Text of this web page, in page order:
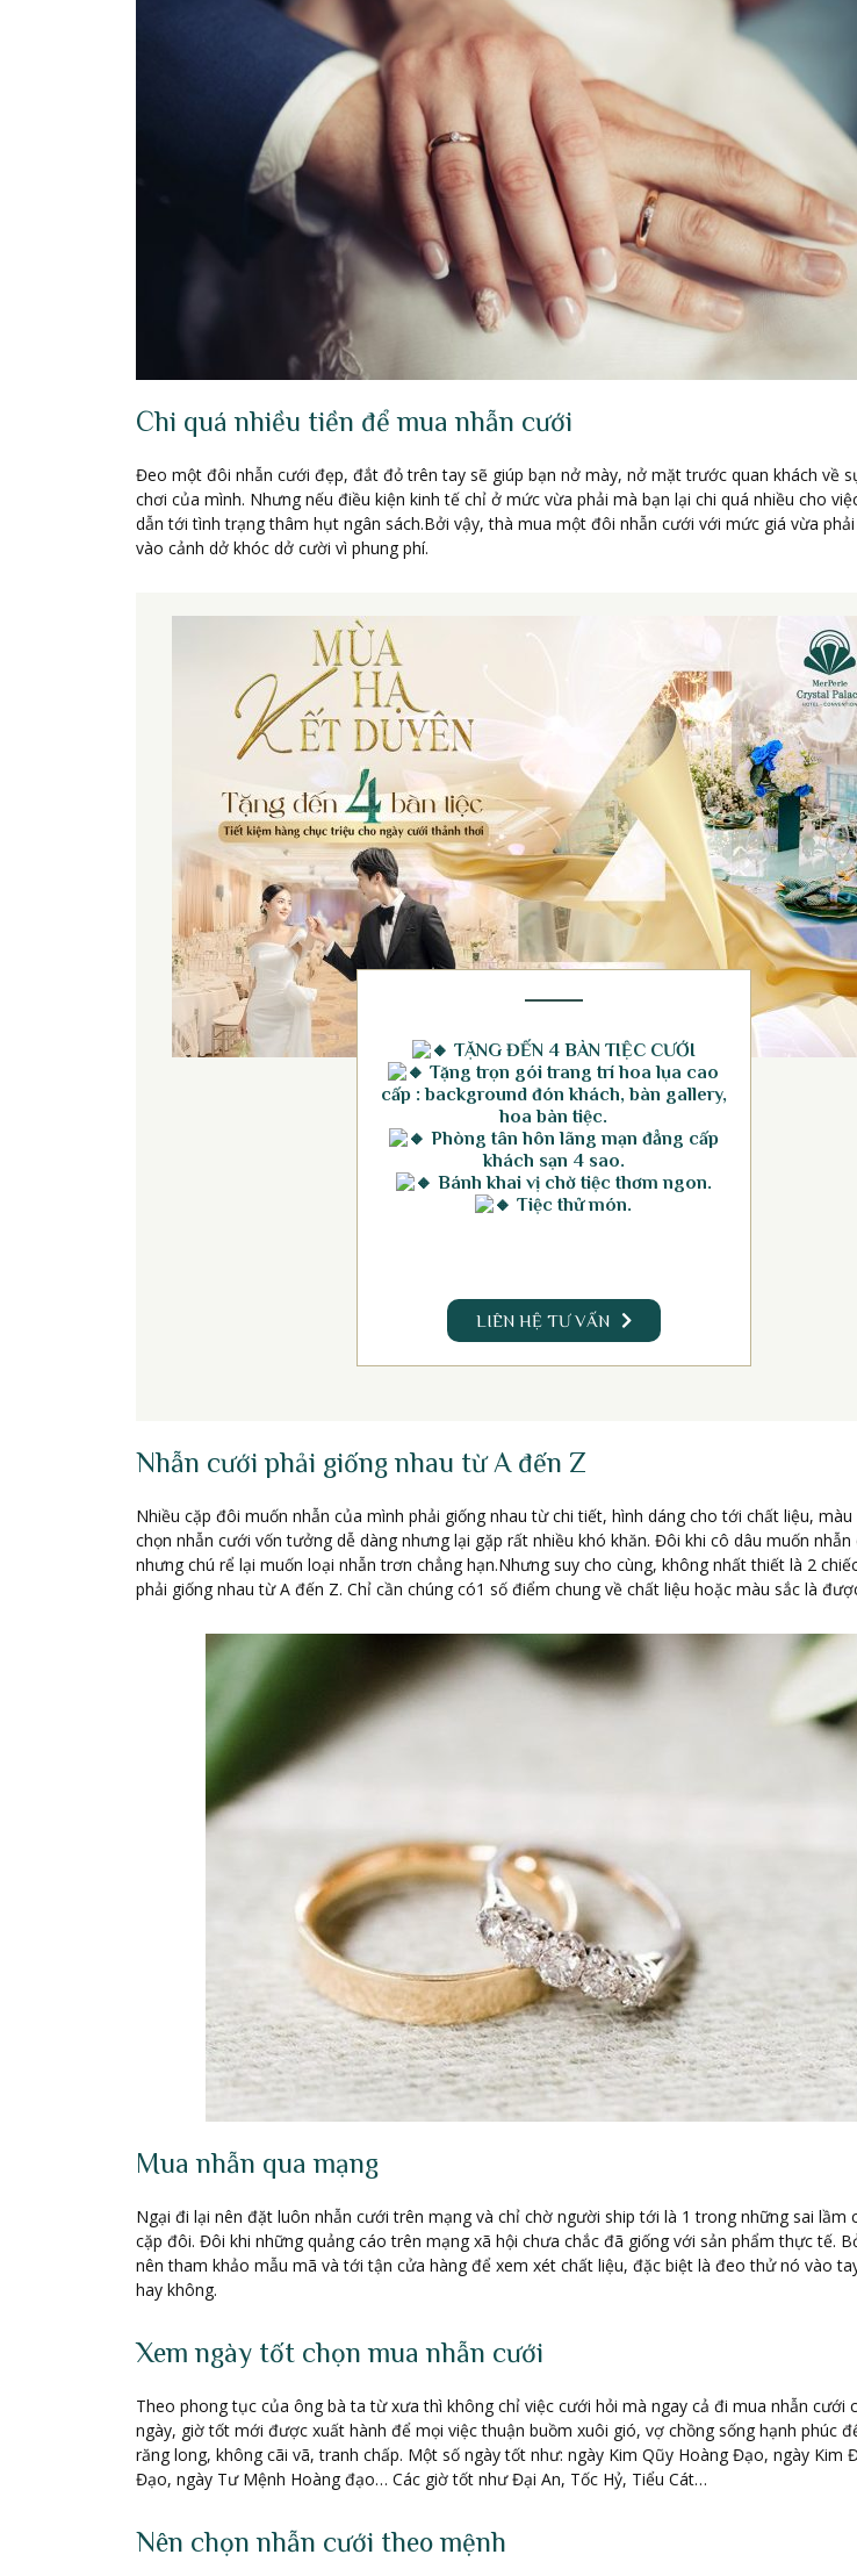
Chi quá nhiều tiền để mua nhẫn cưới
Đeo một đôi nhẫn cưới đẹp, đắt đỏ trên tay sẽ giúp bạn nở mày, nở mặt trước quan khách về
chơi của mình. Nhưng nếu điều kiện kinh tế chỉ ở mức vừa phải mà bạn lại chi quá nhiều cho
dẫn tới tình trạng thâm hụt ngân sách.Bởi vậy, thà mua một đôi nhẫn cưới với mức giá vừa
vào cảnh dở khóc dở cười vì phung phí.
TẶNG ĐẾN 4 BÀN TIỆC CƯỚI
Tặng trọn gói trang trí hoa lụa cao
cấp : background đón khách, bàn gallery,
hoa bàn tiệc.
Phòng tân hôn lãng mạn đẳng cấp
khách sạn 4 sao.
Bánh khai vị chờ tiệc thơm ngon.
Tiệc thử món.
LIÊN HỆ TƯ VẤN
Nhẫn cưới phải giống nhau từ A đến Z
Nhiều cặp đôi muốn nhẫn của mình phải giống nhau từ chi tiết, hình dáng cho tới chất liệu, màu
chọn nhẫn cưới vốn tưởng dễ dàng nhưng lại gặp rất nhiều khó khăn. Đôi khi cô dâu muốn nhẫn
nhưng chú rể lại muốn loại nhẫn trơn chẳng hạn.Nhưng suy cho cùng, không nhất thiết là 2
phải giống nhau từ A đến Z. Chỉ cần chúng có1 số điểm chung về chất liệu hoặc màu sắc là
Mua nhẫn qua mạng
Ngại đi lại nên đặt luôn nhẫn cưới trên mạng và chỉ chờ người ship tới là 1 trong những sai lầm
cặp đôi. Đôi khi những quảng cáo trên mạng xã hội chưa chắc đã giống với sản phẩm thực tế.
nên tham khảo mẫu mã và tới tận cửa hàng để xem xét chất liệu, đặc biệt là đeo thử nó vào
hay không.
Xem ngày tốt chọn mua nhẫn cưới
Theo phong tục của ông bà ta từ xưa thì không chỉ việc cưới hỏi mà ngay cả đi mua nhẫn cưới
ngày, giờ tốt mới được xuất hành để mọi việc thuận buồm xuôi gió, vợ chồng sống hạnh phúc
răng long, không cãi vã, tranh chấp. Một số ngày tốt như: ngày Kim Qũy Hoàng Đạo, ngày Kim
Đạo, ngày Tư Mệnh Hoàng đạo… Các giờ tốt như Đại An, Tốc Hỷ, Tiểu Cát…
Nên chọn nhẫn cưới theo mệnh